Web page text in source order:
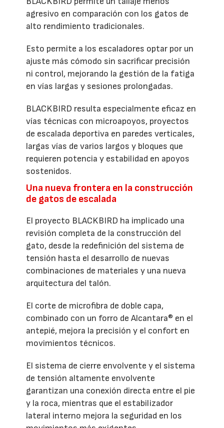
agresivo en comparación con los gatos de
alto rendimiento tradicionales.
Esto permite a los escaladores optar por un
ajuste más cómodo sin sacrificar precisión
ni control, mejorando la gestión de la fatiga
en vías largas y sesiones prolongadas.
BLACKBIRD resulta especialmente eficaz en
vías técnicas con microapoyos, proyectos
de escalada deportiva en paredes verticales,
largas vías de varios largos y bloques que
requieren potencia y estabilidad en apoyos
sostenidos.
Una nueva frontera en la construcción
de gatos de escalada
El proyecto BLACKBIRD ha implicado una
revisión completa de la construcción del
gato, desde la redefinición del sistema de
tensión hasta el desarrollo de nuevas
combinaciones de materiales y una nueva
arquitectura del talón.
El corte de microfibra de doble capa,
combinado con un forro de Alcantara® en el
antepié, mejora la precisión y el confort en
movimientos técnicos.
El sistema de cierre envolvente y el sistema
de tensión altamente envolvente
garantizan una conexión directa entre el pie
y la roca, mientras que el estabilizador
lateral interno mejora la seguridad en los